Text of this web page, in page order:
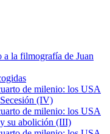
la filmografía de Juan
de milenio: los USA
(IV)
de milenio: los USA
su abolición (III)